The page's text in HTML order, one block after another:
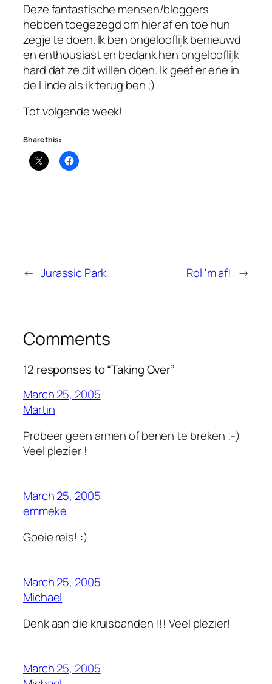
Deze fantastische mensen/bloggers
hebben toegezegd om hier af en toe hun
zegje te doen. Ik ben ongelooflijk benieuwd
en enthousiast en bedank hen ongelooflijk
hard dat ze dit willen doen. Ik geef er ene in
de Linde als ik terug ben ;)
Tot volgende week!
Share this:
← Jurassic Park Rol 'm af! →
Comments
12 responses to “Taking Over”
March 25, 2005
Martin
Probeer geen armen of benen te breken ;-)
Veel plezier !
March 25, 2005
emmeke
Goeie reis! :)
March 25, 2005
Michael
Denk aan die kruisbanden !!! Veel plezier!
March 25, 2005